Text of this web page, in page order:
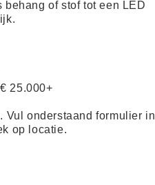
of stof tot een LED
25.000+
Vul onderstaand formulier in
op locatie.